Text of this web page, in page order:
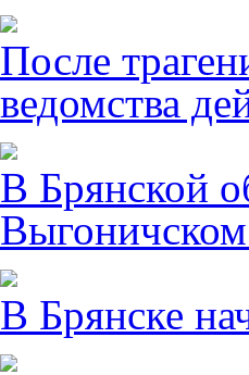
После
ведомства
В Брянской
В Брянске